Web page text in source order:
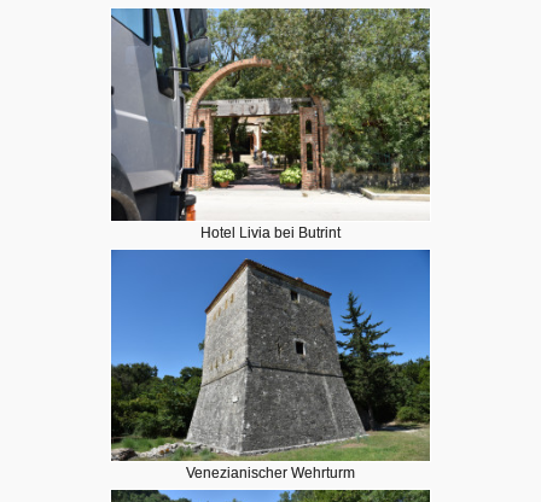
Hotel Livia bei Butrint
Venezianischer Wehrturm